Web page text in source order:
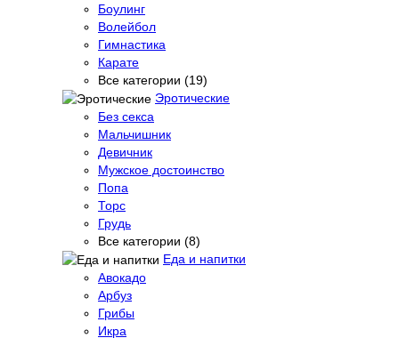
Боулинг
Волейбол
Гимнастика
Карате
Все категории (19)
Эротические
Без секса
Мальчишник
Девичник
Мужское достоинство
Попа
Торс
Грудь
Все категории (8)
Еда и напитки
Авокадо
Арбуз
Грибы
Икра